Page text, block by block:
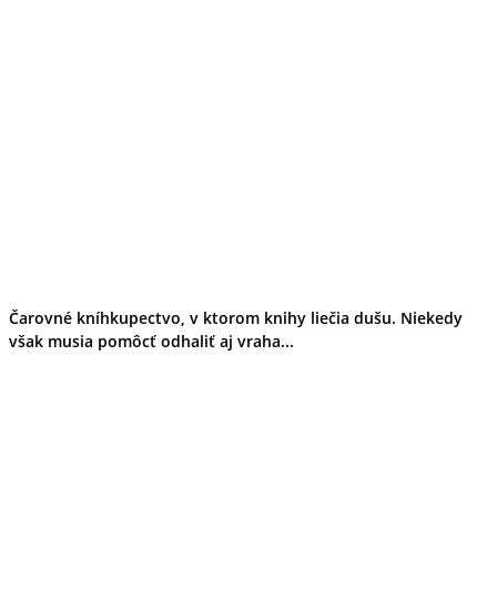
Čarovné kníhkupectvo, v ktorom knihy liečia dušu. Niekedy
však musia pomôcť odhaliť aj vraha...